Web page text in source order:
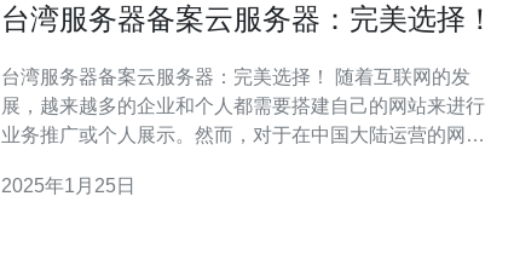
台湾服务器备案云服务器：完美选择！
台湾服务器备案云服务器：完美选择！ 随着互联网的发
展，越来越多的企业和个人都需要搭建自己的网站来进行
业务推广或个人展示。然而，对于在中国大陆运营的网站
案云服务器，可以帮助您轻松完成备案过程，并享受到更
2025年1月25日